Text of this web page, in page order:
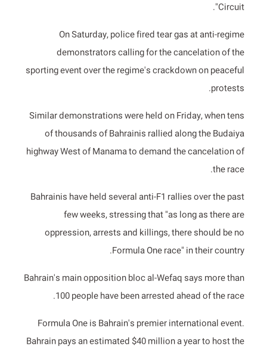
Circuit".
On Saturday, police fired tear gas at anti-regime
demonstrators calling for the cancelation of the
sporting event over the regime's crackdown on peaceful
protests.
Similar demonstrations were held on Friday, when tens
of thousands of Bahrainis rallied along the Budaiya
highway West of Manama to demand the cancelation of
the race.
Bahrainis have held several anti-F1 rallies over the past
few weeks, stressing that "as long as there are
oppression, arrests and killings, there should be no
Formula One race" in their country.
Bahrain's main opposition bloc al-Wefaq says more than
100 people have been arrested ahead of the race.
Formula One is Bahrain's premier international event.
Bahrain pays an estimated $40 million a year to host the